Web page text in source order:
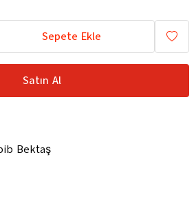
Sepete Ekle
Satın Al
Bektaş